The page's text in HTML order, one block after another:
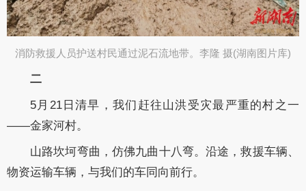
消防救援人员护送村民通过泥石流地带。李隆 摄(湖南图片库)​
二
5月21日清早，我们赶往山洪受灾最严重的村之一
——金家河村。
山路坎坷弯曲，仿佛九曲十八弯。沿途，救援车辆、
物资运输车辆，与我们的车同向前行。